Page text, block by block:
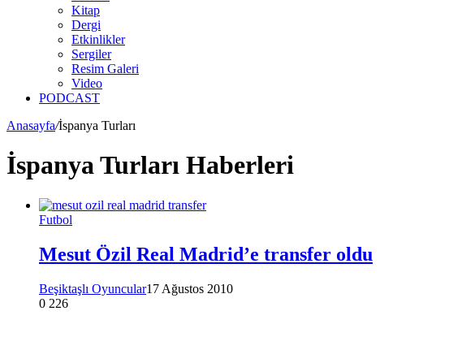
Kitap
Dergi
Etkinlikler
Sergiler
Resim Galeri
Video
PODCAST
Anasayfa/İspanya Turları
İspanya Turları Haberleri
Futbol
Mesut Özil Real Madrid’e transfer oldu
Beşiktaşlı Oyuncular17 Ağustos 2010
0 226